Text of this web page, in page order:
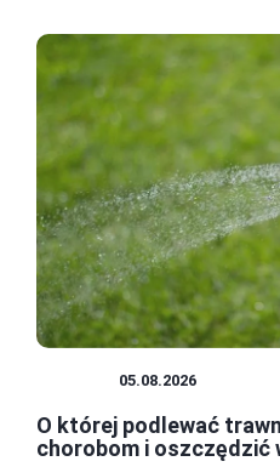
05.08.2026
O której podlewać
chorobom i oszczędzić